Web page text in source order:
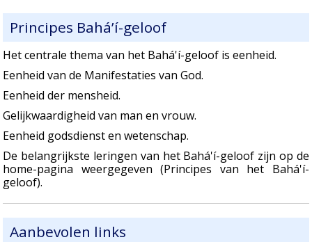
Principes Bahá’í-geloof
Het centrale thema van het Bahá'í-geloof is eenheid.
Eenheid van de Manifestaties van God.
Eenheid der mensheid.
Gelijkwaardigheid van man en vrouw.
Eenheid godsdienst en wetenschap.
De belangrijkste leringen van het Bahá'í-geloof zijn op de
home-pagina weergegeven (Principes van het Bahá'í-
geloof).
Aanbevolen links